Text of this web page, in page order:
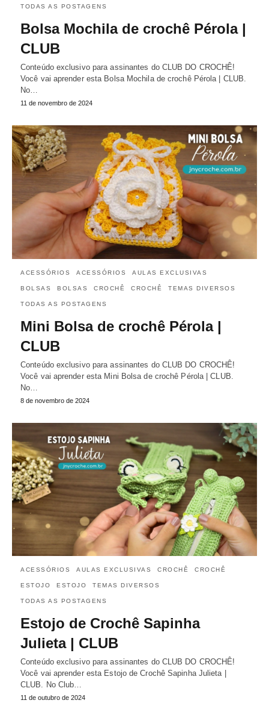
TODAS AS POSTAGENS
Bolsa Mochila de crochê Pérola |
CLUB
Conteúdo exclusivo para assinantes do CLUB DO CROCHÊ!
Você vai aprender esta Bolsa Mochila de crochê Pérola | CLUB.
No…
11 de novembro de 2024
ACESSÓRIOS ACESSÓRIOS AULAS EXCLUSIVAS
BOLSAS BOLSAS CROCHÊ CROCHÊ TEMAS DIVERSOS
TODAS AS POSTAGENS
Mini Bolsa de crochê Pérola |
CLUB
Conteúdo exclusivo para assinantes do CLUB DO CROCHÊ!
Você vai aprender esta Mini Bolsa de crochê Pérola | CLUB.
No…
8 de novembro de 2024
ACESSÓRIOS AULAS EXCLUSIVAS CROCHÊ CROCHÊ
ESTOJO ESTOJO TEMAS DIVERSOS
TODAS AS POSTAGENS
Estojo de Crochê Sapinha
Julieta | CLUB
Conteúdo exclusivo para assinantes do CLUB DO CROCHÊ!
Você vai aprender esta Estojo de Crochê Sapinha Julieta |
CLUB. No Club…
11 de outubro de 2024